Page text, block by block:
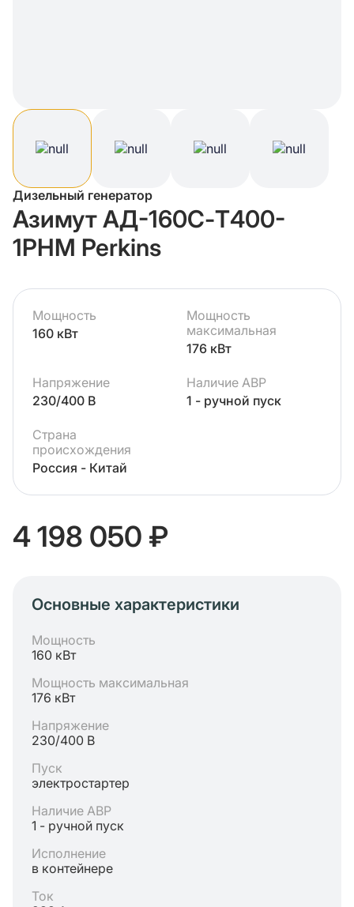
Дизельный генератор
Азимут АД-160С-Т400-
1РНМ Perkins
Мощность
160 кВт
Мощность
максимальная
176 кВт
Напряжение
230/400 В
Наличие АВР
1 - ручной пуск
Страна
происхождения
Россия - Китай
4 198 050 ₽
Основные характеристики
Мощность
160 кВт
Мощность максимальная
176 кВт
Напряжение
230/400 В
Пуск
электростартер
Наличие АВР
1 - ручной пуск
Исполнение
в контейнере
Ток